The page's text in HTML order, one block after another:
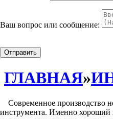
Ваш вопрос или сообщение:
Отправить
ГЛАВНАЯ»
Современное производство
инструмента. Именно хороший